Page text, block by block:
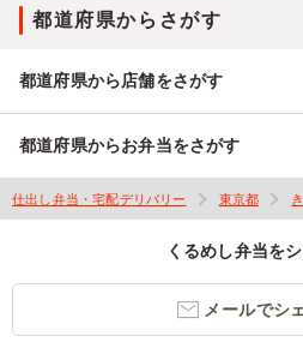
都道府県からさがす
都道府県から店舗をさがす
都道府県からお弁当をさがす
仕出し弁当・宅配デリバリー 東京都
くるめし弁当を
メールでシ